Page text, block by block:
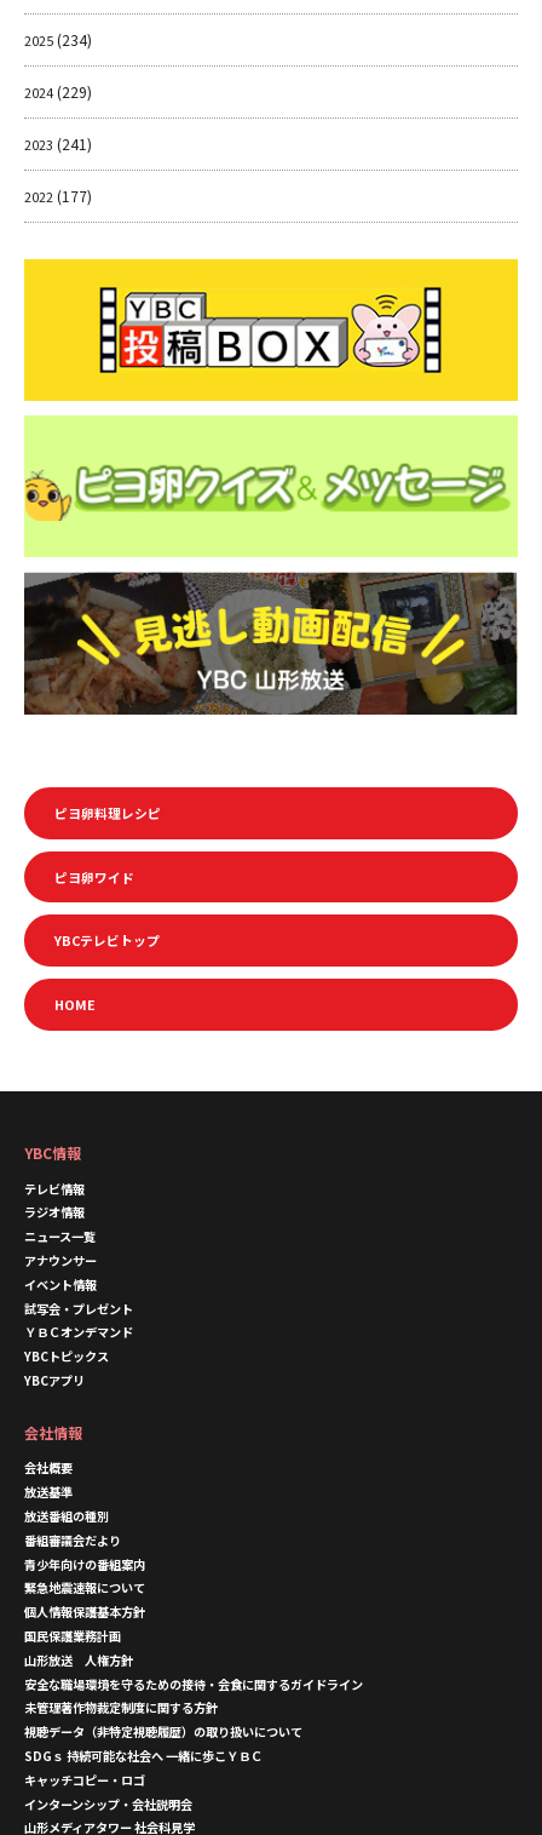
2025(234)
2024(229)
2023 (241)
2022(177)
ピヨ卵料理レシピ
ピヨ卵ワイド
YBCテレビトップ
HOME
YBC情報
テレビ情報
ラジオ情報
ニュース一覧
アナウンサー
イベント情報
試写会・プレゼント
ＹＢＣオンデマンド
YBCトピックス
YBCアプリ
会社情報
会社概要
放送基準
放送番組の種別
番組審議会だより
青少年向けの番組案内
緊急地震速報について
個人情報保護基本方針
国民保護業務計画
山形放送 人権方針
安全な職場環境を守るための接待・会食に関するガイドライン
未管理著作物裁定制度に関する方針
視聴データ（非特定視聴履歴）の取り扱いについて
SDGｓ 持続可能な社会へ 一緒に歩こＹＢＣ
キャッチコピー・ロゴ
インターンシップ・会社説明会
山形メディアタワー 社会科見学